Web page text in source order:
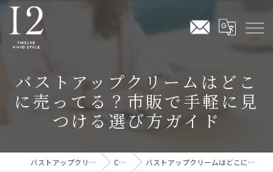
バストアップクリームはどこ
に売ってる？市販で手軽に見
つける選び方ガイド
バストアップクリームならTwelve Vivid Style COLUMN バストアップクリームはどこに売ってる？市販で手軽に見つける選び方ガイド